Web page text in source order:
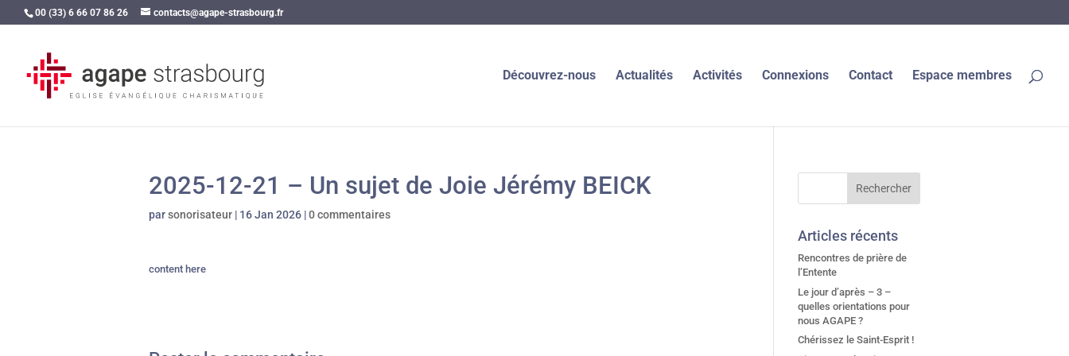
00 (33) 6 66 07 86 26 contacts@agape-strasbourg.fr
Découvrez-nous Actualités Activités Connexions Contact Espace membres
2025-12-21 – Un sujet de Joie Jérémy BEICK
parsonorisateur | 16 Jan 2026 |0 commentaires
content here
Articles récents
Rencontres de prière de
l’Entente
Le jour d’après – 3 –
quelles orientations pour
nous AGAPE ?
Chérissez le Saint-Esprit !